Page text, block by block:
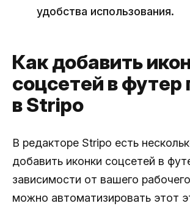
удобства использования.
Как добавить
соцсетей в футер
в Stripo
В редакторе Stripo есть
добавить иконки соцсетей в
зависимости от вашего
можно автоматизировать этот